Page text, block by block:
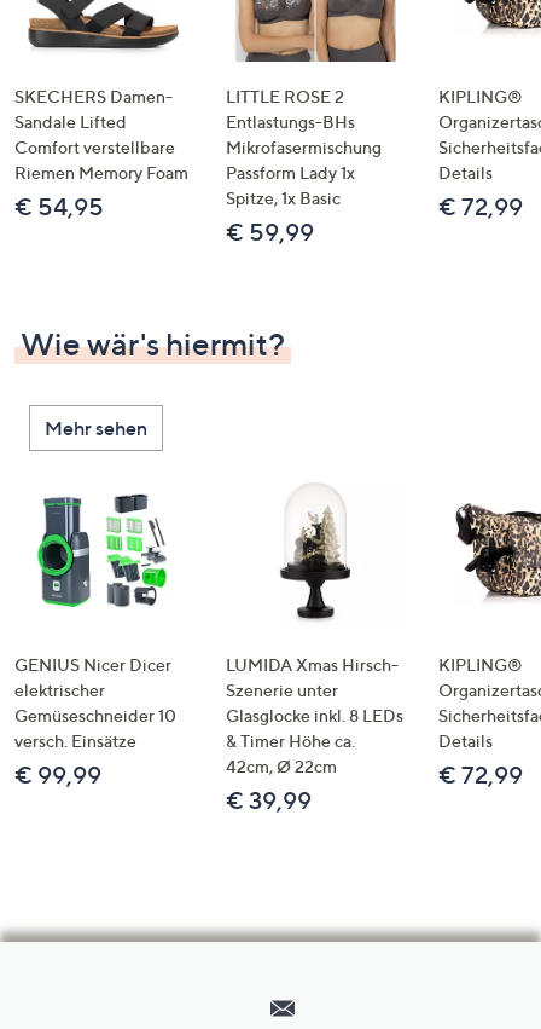
SKECHERS Damen-
Sandale Lifted
Comfort verstellbare
Riemen Memory Foam
€ 54,95
LITTLE ROSE 2
Entlastungs-BHs
Mikrofasermischung
Passform Lady 1x
Spitze, 1x Basic
€ 59,99
KIPLING®
Details
€ 72,99
Wie wär's hiermit?
Mehr sehen
GENIUS Nicer Dicer
elektrischer
Gemüseschneider 10
versch. Einsätze
€ 99,99
LUMIDA Xmas Hirsch-
Szenerie unter
Glasglocke inkl. 8 LEDs
& Timer Höhe ca.
42cm, Ø 22cm
€ 39,99
KIPLING®
Details
€ 72,99